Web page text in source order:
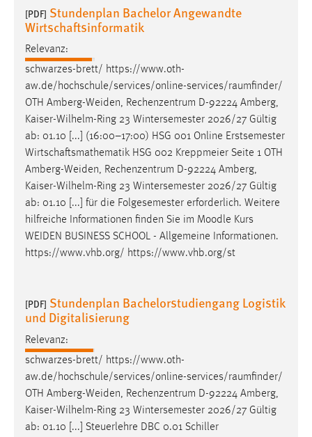
[PDF] Stundenplan Bachelor Angewandte
Wirtschaftsinformatik
Relevanz:
schwarzes-brett/ https://www.oth-
aw.de/hochschule/services/online-services/raumfinder/
OTH Amberg-Weiden, Rechenzentrum D-92224 Amberg,
Kaiser-Wilhelm-Ring 23 Wintersemester 2026/27 Gültig
ab: 01.10 [...] (16:00–17:00) HSG 001 Online Erstsemester
Wirtschaftsmathematik HSG 002 Kreppmeier Seite 1 OTH
Amberg-Weiden, Rechenzentrum D-92224 Amberg,
Kaiser-Wilhelm-Ring 23 Wintersemester 2026/27 Gültig
ab: 01.10 [...] für die Folgesemester erforderlich. Weitere
hilfreiche Informationen finden Sie im Moodle Kurs
WEIDEN BUSINESS SCHOOL - Allgemeine Informationen.
https://www.vhb.org/ https://www.vhb.org/st
[PDF] Stundenplan Bachelorstudiengang Logistik
und Digitalisierung
Relevanz:
schwarzes-brett/ https://www.oth-
aw.de/hochschule/services/online-services/raumfinder/
OTH Amberg-Weiden, Rechenzentrum D-92224 Amberg,
Kaiser-Wilhelm-Ring 23 Wintersemester 2026/27 Gültig
ab: 01.10 [...] Steuerlehre DBC 0.01 Schiller
Conversion-Tracking
3 Monate
Facebook Pixel
Name:
_fbp
Anbieter:
Facebook
Zweck:
Conversion-Tracking
Cookie Laufzeit:
EXTERNE MEDIEN
Um Inhalte von Videoplattformen und Social Media
Plattformen anzeigen zu können, werden von diesen
externen Medien Cookies gesetzt.
YouTube